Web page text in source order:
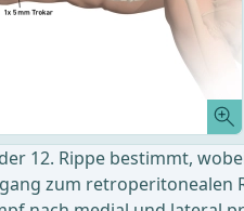
12. Rippe bestimmt,
zum